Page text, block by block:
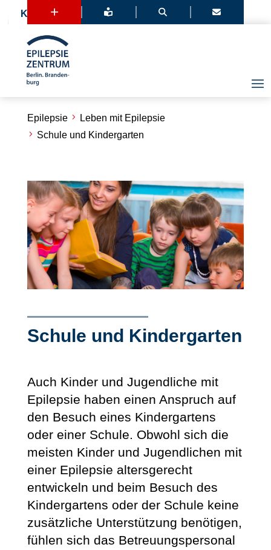
+   
Kontakt
Epilepsie
Leben mit Epilepsie
Schule und Kindergarten
Schule und Kindergarten
Auch Kinder und Jugendliche mit
Epilepsie haben einen Anspruch auf
den Besuch eines Kindergartens
oder einer Schule. Obwohl sich die
meisten Kinder und Jugendlichen mit
einer Epilepsie altersgerecht
entwickeln und beim Besuch des
Kindergartens oder der Schule keine
zusätzliche Unterstützung benötigen,
fühlen sich das Betreuungspersonal